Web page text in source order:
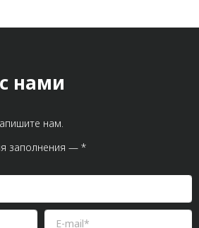
нами
нам.
заполнения — *